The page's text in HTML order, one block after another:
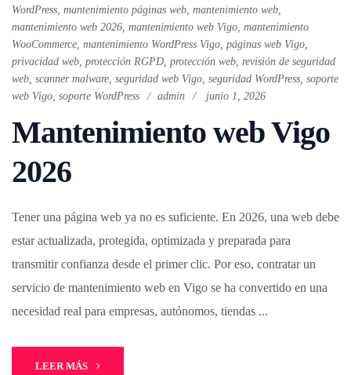
WordPress, mantenimiento páginas web, mantenimiento web,
mantenimiento web 2026, mantenimiento web Vigo, mantenimiento
WooCommerce, mantenimiento WordPress Vigo, páginas web Vigo,
privacidad web, protección RGPD, protección web, revisión de seguridad
web, scanner malware, seguridad web Vigo, seguridad WordPress, soporte
web Vigo, soporte WordPress admin junio 1, 2026
Mantenimiento web Vigo
2026
Tener una página web ya no es suficiente. En 2026, una web debe
estar actualizada, protegida, optimizada y preparada para
transmitir confianza desde el primer clic. Por eso, contratar un
servicio de mantenimiento web en Vigo se ha convertido en una
necesidad real para empresas, autónomos, tiendas ...
LEER MÁS